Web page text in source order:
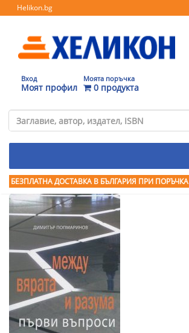
Helikon.bg
Вход
Моят профил
Моята поръчка
0 продукта
БЕЗПЛАТНА ДОСТАВКА В БЪЛГАРИЯ ПРИ ПОРЪЧКА